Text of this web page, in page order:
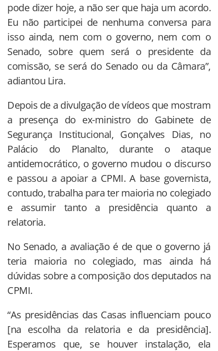
pode dizer hoje, a não ser que haja um acordo.
Eu não participei de nenhuma conversa para
isso ainda, nem com o governo, nem com o
Senado, sobre quem será o presidente da
comissão, se será do Senado ou da Câmara”,
adiantou Lira.
Depois de a divulgação de vídeos que mostram
a presença do ex-ministro do Gabinete de
Segurança Institucional, Gonçalves Dias, no
Palácio do Planalto, durante o ataque
antidemocrático, o governo mudou o discurso
e passou a apoiar a CPMI. A base governista,
contudo, trabalha para ter maioria no colegiado
e assumir tanto a presidência quanto a
relatoria.
No Senado, a avaliação é de que o governo já
teria maioria no colegiado, mas ainda há
dúvidas sobre a composição dos deputados na
CPMI.
“As presidências das Casas influenciam pouco
[na escolha da relatoria e da presidência].
Esperamos que, se houver instalação, ela